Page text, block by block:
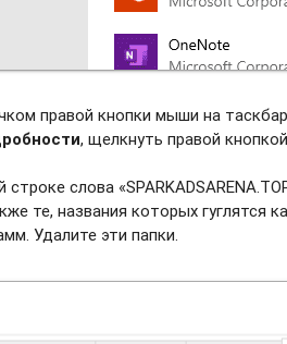
правой кнопки мыши на
, щелкнуть правой
слова
те, названия которых гуглятся
Удалите эти папки.